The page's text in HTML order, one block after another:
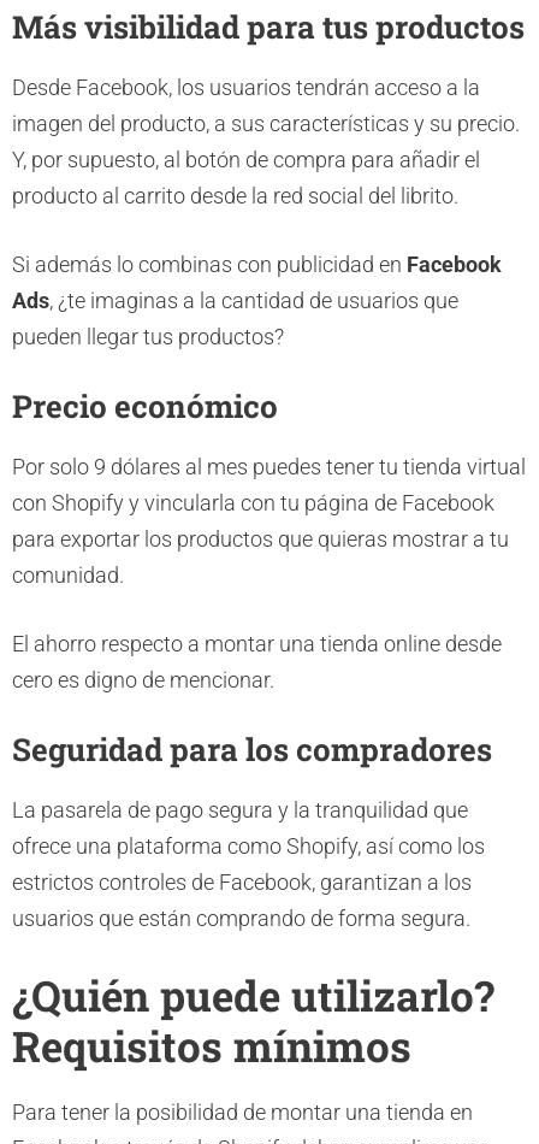
Más visibilidad para tus productos
Desde Facebook, los usuarios tendrán acceso a la
imagen del producto, a sus características y su precio.
Y, por supuesto, al botón de compra para añadir el
producto al carrito desde la red social del librito.
Si además lo combinas con publicidad en Facebook
Ads, ¿te imaginas a la cantidad de usuarios que
pueden llegar tus productos?
Precio económico
Por solo 9 dólares al mes puedes tener tu tienda virtual
con Shopify y vincularla con tu página de Facebook
para exportar los productos que quieras mostrar a tu
comunidad.
El ahorro respecto a montar una tienda online desde
cero es digno de mencionar.
Seguridad para los compradores
La pasarela de pago segura y la tranquilidad que
ofrece una plataforma como Shopify, así como los
estrictos controles de Facebook, garantizan a los
usuarios que están comprando de forma segura.
¿Quién puede utilizarlo?
Requisitos mínimos
Para tener la posibilidad de montar una tienda en